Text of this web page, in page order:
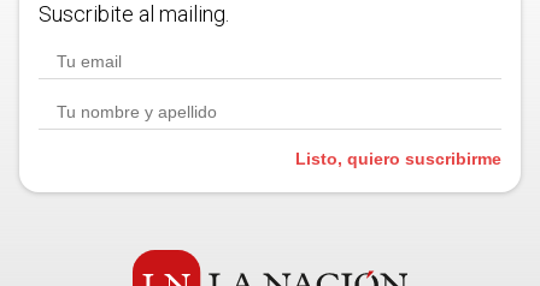
Suscribite al mailing.
Listo, quiero suscribirme